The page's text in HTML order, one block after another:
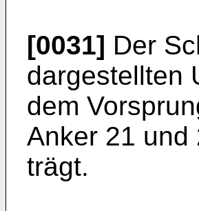
[0031] Der
dargestellten
dem
Anker 21 und
trägt.